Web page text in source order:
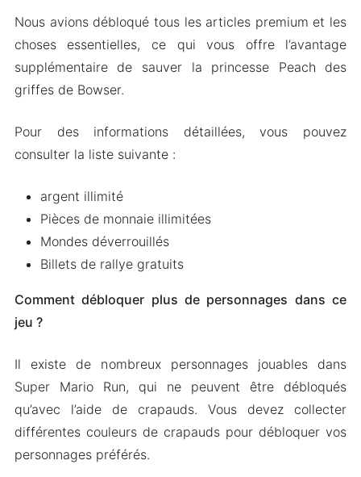
Nous avions débloqué tous les articles premium et les
choses essentielles, ce qui vous offre l’avantage
supplémentaire de sauver la princesse Peach des
griffes de Bowser.
Pour des informations détaillées, vous pouvez
consulter la liste suivante :
argent illimité
Pièces de monnaie illimitées
Mondes déverrouillés
Billets de rallye gratuits
Comment débloquer plus de personnages dans ce
jeu ?
Il existe de nombreux personnages jouables dans
Super Mario Run, qui ne peuvent être débloqués
qu’avec l’aide de crapauds. Vous devez collecter
différentes couleurs de crapauds pour débloquer vos
personnages préférés.